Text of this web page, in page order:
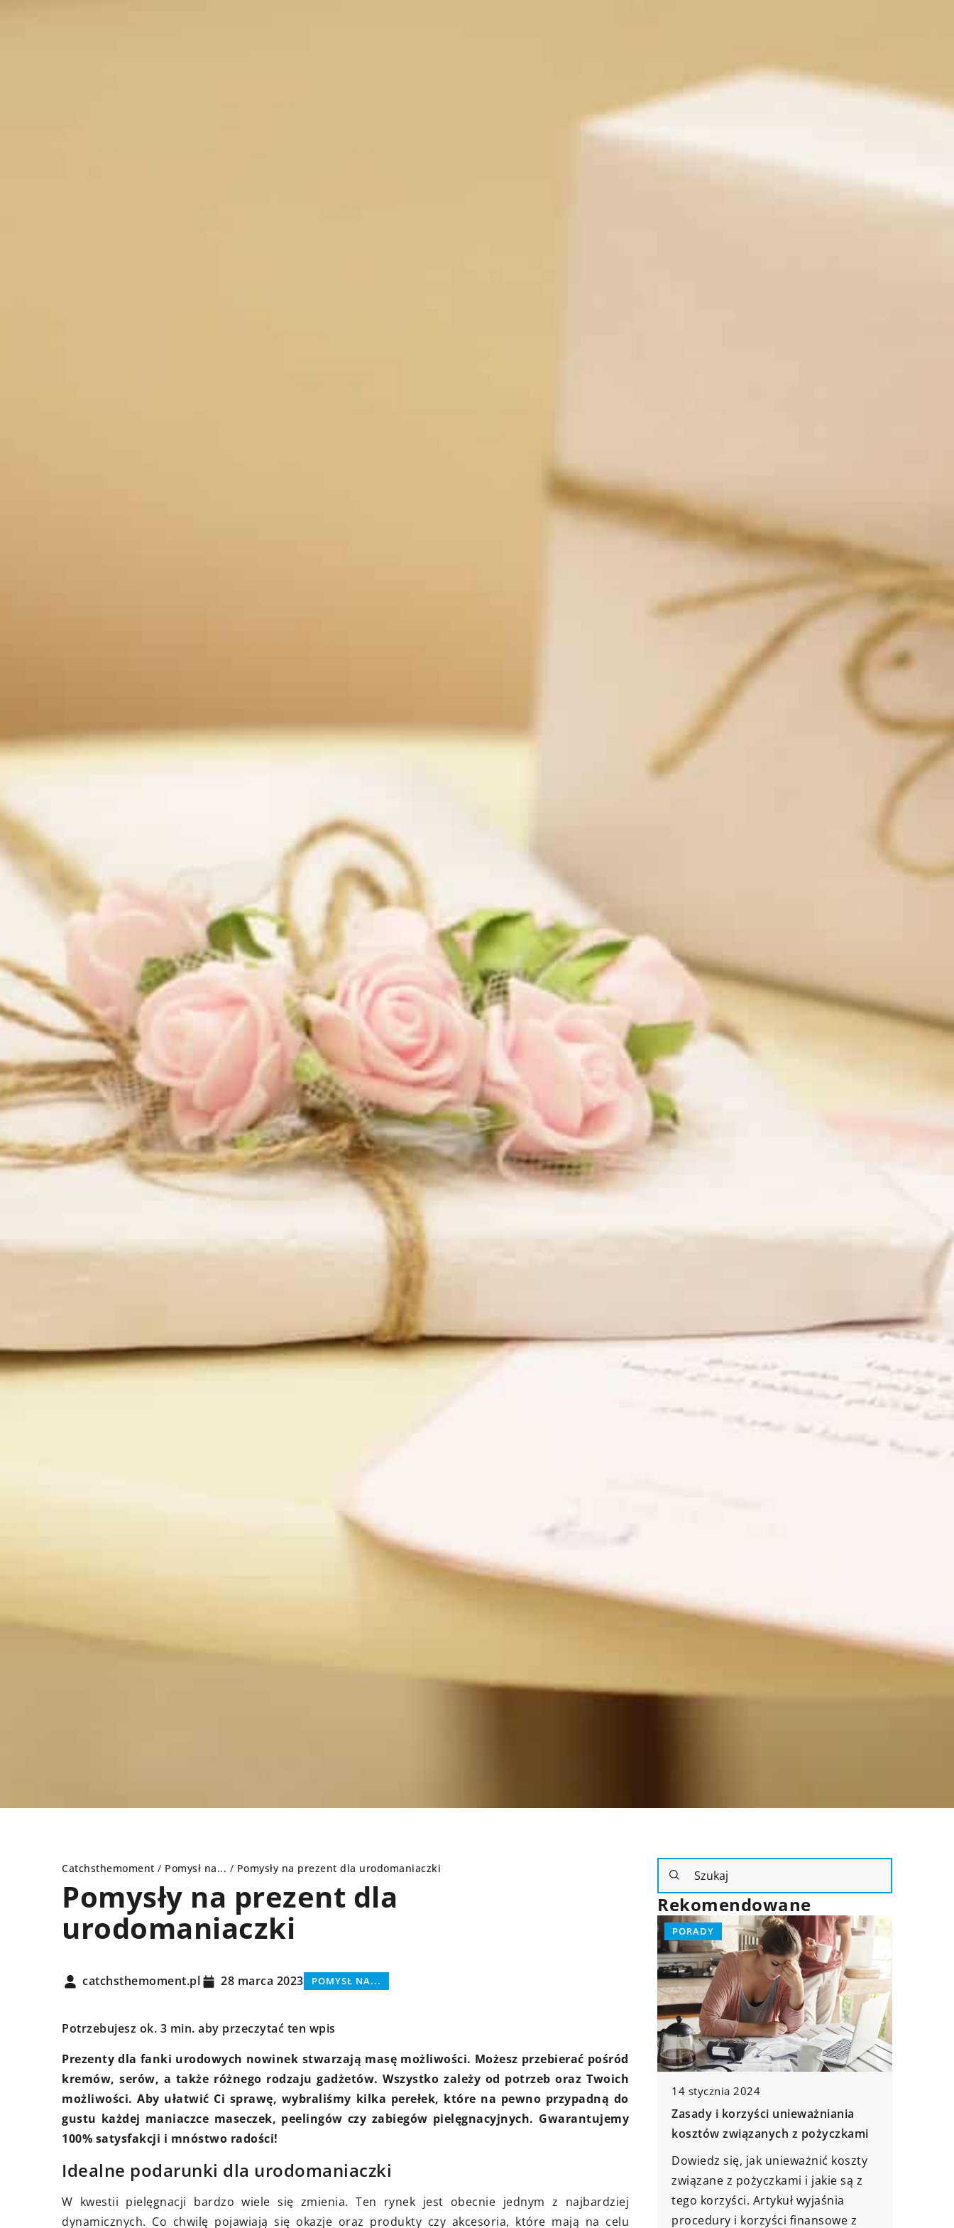
Catchsthemoment / Pomysł na... / Pomysły na prezent dla urodomaniaczki
Pomysły na prezent dla
urodomaniaczki
catchsthemoment.pl 28 marca 2023 POMYSŁ NA...
Potrzebujesz ok. 3 min. aby przeczytać ten wpis
Prezenty dla fanki urodowych nowinek stwarzają masę możliwości. Możesz przebierać pośród
kremów, serów, a także różnego rodzaju gadżetów. Wszystko zależy od potrzeb oraz Twoich
możliwości. Aby ułatwić Ci sprawę, wybraliśmy kilka perełek, które na pewno przypadną do
gustu każdej maniaczce maseczek, peelingów czy zabiegów pielęgnacyjnych. Gwarantujemy
100% satysfakcji i mnóstwo radości!
Idealne podarunki dla urodomaniaczki
W kwestii pielęgnacji bardzo wiele się zmienia. Ten rynek jest obecnie jednym z najbardziej
dynamicznych. Co chwilę pojawiają się okazje oraz produkty czy akcesoria, które mają na celu
Rekomendowane
3 maja 2024
Porady na temat utrzymania
czystości w basenie ogrodowym: od
basenowej
Poznaj skuteczne metody na
PORADY
20 listopada 2023
Jak wybrać wyposażenie do małej
łazienki – praktyczne porady
Sprawdź, co wziąć pod uwagę przy
urządzaniu małej łazienki.
Zasady i korzyści unieważniania
kosztów związanych z pożyczkami
Dowiedz się, jak unieważnić koszty
związane z pożyczkami i jakie są z
tego korzyści. Artykuł wyjaśnia
procedury i korzyści finansowe z
PORADY
3 maja 2024
Porady na temat utrzymania
czystości w basenie ogrodowym: od
filtra piaskowego do chemii
basenowej
Poznaj skuteczne metody na